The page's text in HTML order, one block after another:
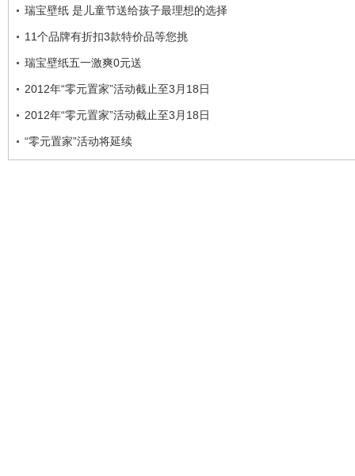
瑞宝壁纸 是儿童节送给孩子最理想的选择
11个品牌有折扣3款特价品等您挑
瑞宝壁纸五一激爽0元送
2012年“零元置家”活动截止至3月18日
2012年“零元置家”活动截止至3月18日
“零元置家”活动将延续